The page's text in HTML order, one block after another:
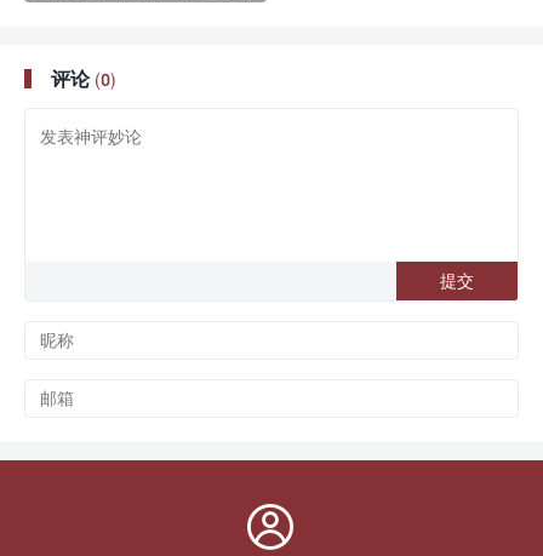
评论 (0)
